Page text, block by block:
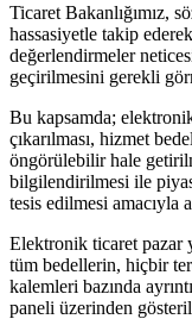
Ticaret Bakanlığımız,
hassasiyetle takip
değerlendirmeler
geçirilmesini gerekli
Bu kapsamda;
çıkarılması, hizmet
öngörülebilir hale
bilgilendirilmesi ile
tesis edilmesi amacıyla
Elektronik ticaret pazar
tüm bedellerin, hiçbir
kalemleri bazında
paneli üzerinden